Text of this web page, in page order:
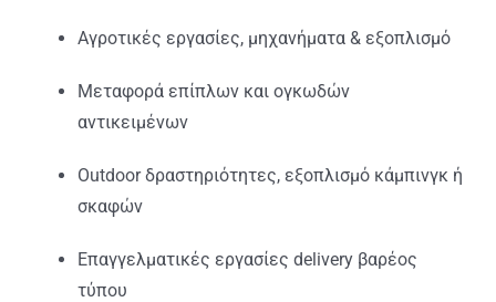
Αγροτικές εργασίες, μηχανήματα & εξοπλισμό
Μεταφορά επίπλων και ογκωδών
αντικειμένων
Outdoor δραστηριότητες, εξοπλισμό κάμπινγκ ή
σκαφών
Επαγγελματικές εργασίες delivery βαρέος
τύπου